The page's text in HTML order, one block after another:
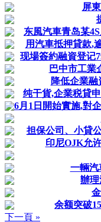
屏
东風汽車青岛某
用汽車抵押貸款,
现場簽約融資登记
巴中市工業
降低企業
纯干貨,企業税貸
6月1日開始實施,對
担保公司、小貸
印尼OJK允
一輛汽
辦
余额突破
下一頁 »